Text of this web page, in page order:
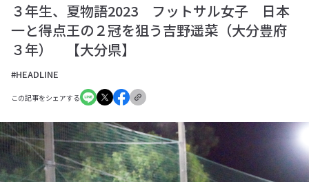
３年生、夏物語2023 フットサル女子 日本
一と得点王の２冠を狙う吉野遥菜（大分豊府
３年） 【大分県】
#HEADLINE
この記事をシェアする